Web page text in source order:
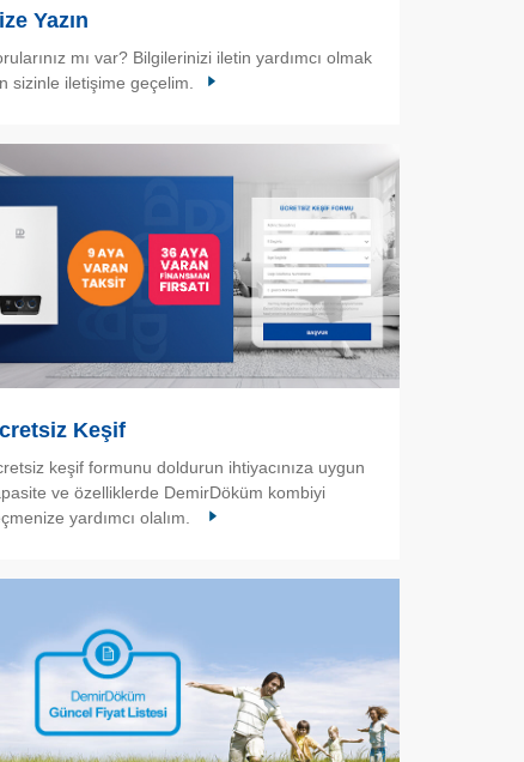
Yazın
mı var? Bilgilerinizi iletin yardımcı olmak
sizinle iletişime geçelim.
Keşif
keşif formunu doldurun ihtiyacınıza uygun
ve özelliklerde DemirDöküm kombiyi
yardımcı olalım.